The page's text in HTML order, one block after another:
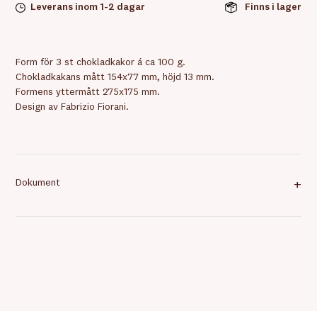
Leverans inom 1-2 dagar Finns i lager
Form för 3 st chokladkakor á ca 100 g.
Chokladkakans mått 154x77 mm, höjd 13 mm.
Formens yttermått 275x175 mm.
Design av Fabrizio Fiorani.
Dokument +